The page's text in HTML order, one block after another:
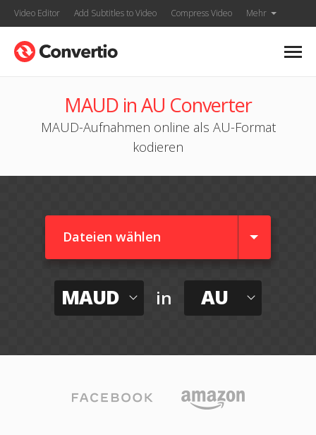
Video Editor Add Subtitles to Video Compress Video Mehr
MAUD in AU Converter
MAUD-Aufnahmen online als AU-Format
kodieren
Dateien wählen
MAUD in AU